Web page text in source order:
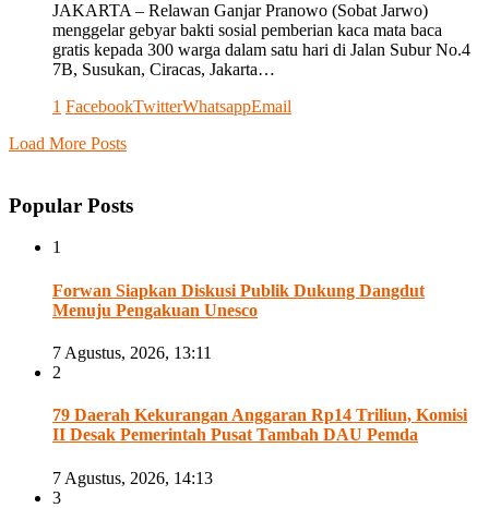
JAKARTA – Relawan Ganjar Pranowo (Sobat Jarwo)
menggelar gebyar bakti sosial pemberian kaca mata baca
gratis kepada 300 warga dalam satu hari di Jalan Subur No.4
7B, Susukan, Ciracas, Jakarta…
1 FacebookTwitterWhatsappEmail
Load More Posts
Popular Posts
1
Forwan Siapkan Diskusi Publik Dukung Dangdut
Menuju Pengakuan Unesco
7 Agustus, 2026, 13:11
2
79 Daerah Kekurangan Anggaran Rp14 Triliun, Komisi
II Desak Pemerintah Pusat Tambah DAU Pemda
7 Agustus, 2026, 14:13
3